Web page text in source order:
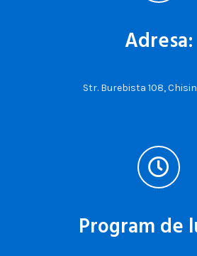
Adresa:
Str. Burebista 108,
Program de